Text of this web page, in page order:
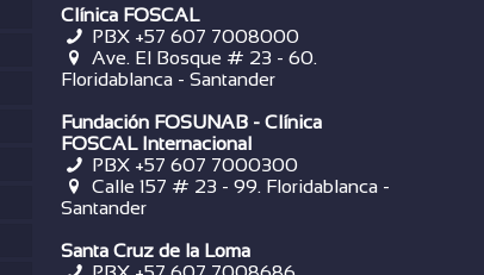
Clínica FOSCAL
PBX +57 607 7008000
Ave. El Bosque # 23 - 60.
Floridablanca - Santander
Fundación FOSUNAB - Clínica
FOSCAL Internacional
PBX +57 607 7000300
Calle 157 # 23 - 99. Floridablanca -
Santander
Santa Cruz de la Loma